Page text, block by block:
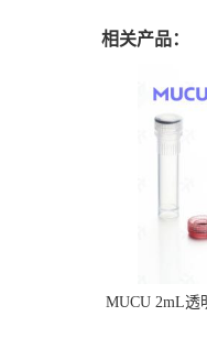
相关产品：
MUCU 2mL透